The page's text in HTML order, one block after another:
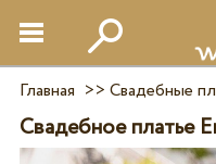
Главная >> Свадебные
Свадебное платье